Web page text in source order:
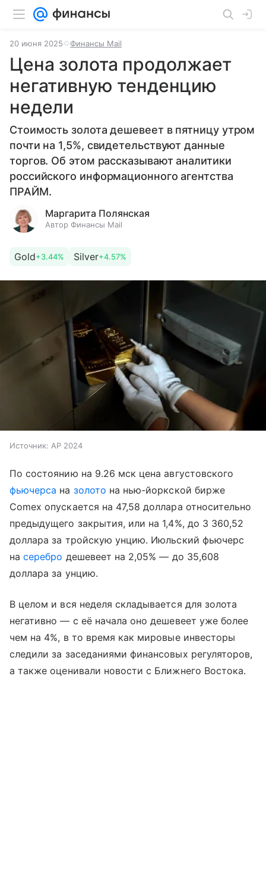
20 июня 2025 Финансы Mail
Цена золота продолжает
негативную тенденцию
недели
Стоимость золота дешевеет в пятницу утром
почти на 1,5%, свидетельствуют данные
торгов. Об этом рассказывают аналитики
российского информационного агентства
ПРАЙМ.
Маргарита Полянская
Автор Финансы Mail
Gold+3.44% Silver+4.57%
Источник: AP 2024
По состоянию на 9.26 мск цена августовского
фьючерса на золото на нью-йоркской бирже
Comex опускается на 47,58 доллара относительно
предыдущего закрытия, или на 1,4%, до 3 360,52
доллара за тройскую унцию. Июльский фьючерс
насеребро дешевеет на 2,05% — до 35,608
доллара за унцию.
В целом и вся неделя складывается для золота
негативно — с её начала оно дешевеет уже более
чем на 4%, в то время как мировые инвесторы
следили за заседаниями финансовых регуляторов,
а также оценивали новости с Ближнего Востока.